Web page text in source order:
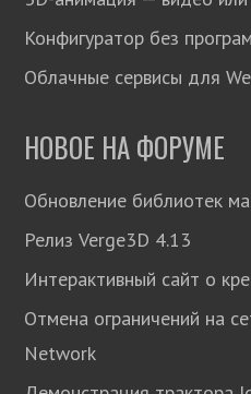
Конфигуратор без
Облачные сервисы для
НОВОЕ НА ФОРУМЕ
Обновление библиотек
Релиз Verge3D 4.13
Интерактивный сайт о
Отмена ограничений на
Network